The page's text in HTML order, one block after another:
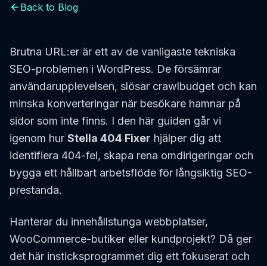
Back to Blog
Brutna URL:er är ett av de vanligaste tekniska
SEO-problemen i WordPress. De försämrar
användarupplevelsen, slösar crawlbudget och kan
minska konverteringar när besökare hamnar på
sidor som inte finns. I den här guiden går vi
igenom hur Stella 404 Fixer hjälper dig att
identifiera 404-fel, skapa rena omdirigeringar och
bygga ett hållbart arbetsflöde för långsiktig SEO-
prestanda.
Hanterar du innehållstunga webbplatser,
WooCommerce-butiker eller kundprojekt? Då ger
det här insticksprogrammet dig ett fokuserat och